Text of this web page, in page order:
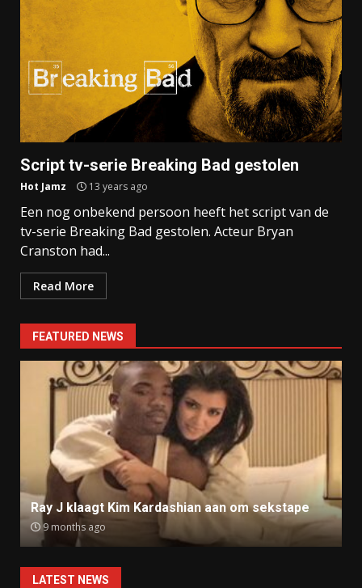
Script tv-serie Breaking Bad gestolen
Hot Jamz 13 years ago
Een nog onbekend persoon heeft het script van de
tv-serie Breaking Bad gestolen. Acteur Bryan
Cranston had...
Read More
FEATURED NEWS
Ray J klaagt Kim Kardashian aan om sekstape
9 months ago
LATEST NEWS